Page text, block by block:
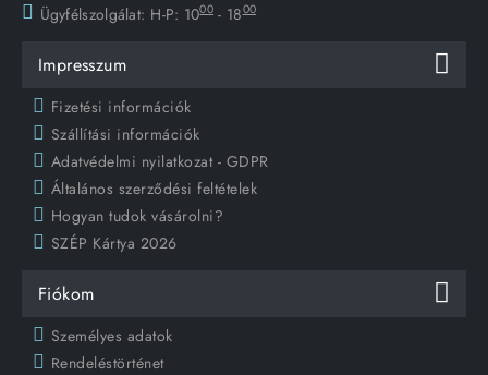
Ügyfélszolgálat: H-P: 1000 - 1800
Impresszum
Fizetési információk
Szállítási információk
Adatvédelmi nyilatkozat - GDPR
Általános szerződési feltételek
Hogyan tudok vásárolni?
SZÉP Kártya 2026
Fiókom
Személyes adatok
Rendeléstörténet